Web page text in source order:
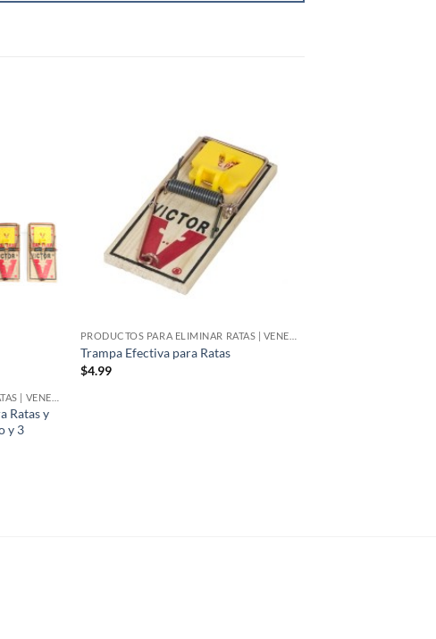
Ratas y
y 3
Añadir
a la
lista de
deseos
Trampa Efectiva para Ratas
$4.99